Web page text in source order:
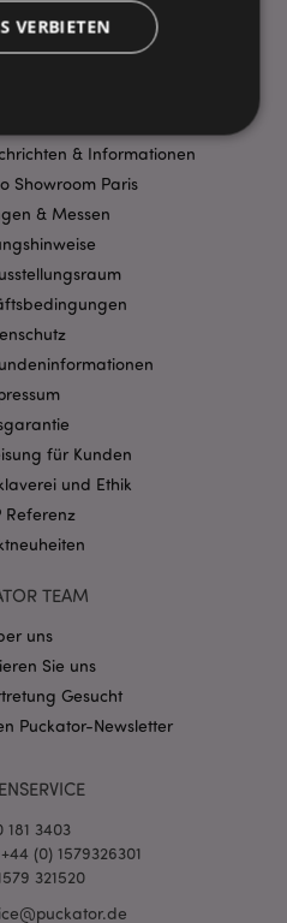
& Informationen
Showroom Paris
& Messen
für Kunden
und Ethik
Referenz
TEAM
uns
Sie uns
Gesucht
Puckator-Newsletter
181 3403
(0) 1579326301
321520
VERBIETEN
Leistungs
Funktions
wie die
die Kontoverwaltung.
cookies kann die
werden.
Provider
von Google